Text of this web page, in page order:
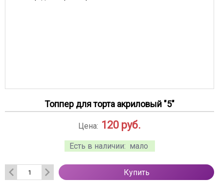
Топпер для торта акриловый "5"
Есть в наличии: мало
Цена: 120 руб.
Купить